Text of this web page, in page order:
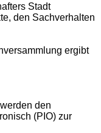
Stadt
den Sachverhalten
ergibt
den
(PIO) zur